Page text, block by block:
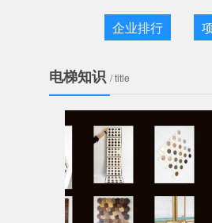
企业排行
电梯知识 / title